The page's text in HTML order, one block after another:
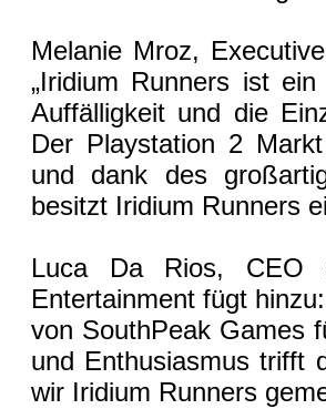
Melanie Mroz,
„Iridium Runners ist
Auffälligkeit und die
Der Playstation 2
und dank des
besitzt Iridium Runners
Luca Da Rios, CEO
Entertainment fügt
von SouthPeak Games
und Enthusiasmus trifft
wir Iridium Runners